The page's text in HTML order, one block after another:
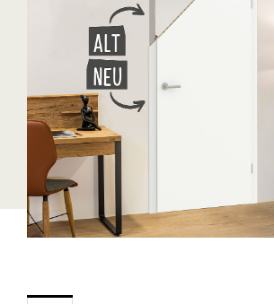
DOMOFERM
FG UBIT Salzburg
foodaffairs
Fressnapf
FRoSTA
FV Energierohstoff & Kraftstoff